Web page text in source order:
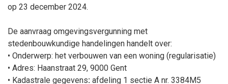
op 23 december 2024.
De aanvraag omgevingsvergunning met
stedenbouwkundige handelingen handelt over:
• Onderwerp: het verbouwen van een woning (regularisatie)
• Adres: Haanstraat 29, 9000 Gent
• Kadastrale gegevens: afdeling 1 sectie A nr. 3384M5